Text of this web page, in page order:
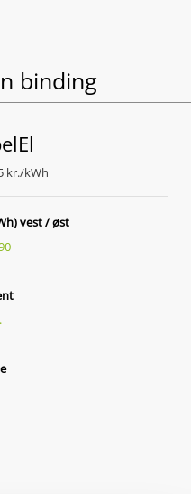
binding
El
kr./kWh
vest / øst